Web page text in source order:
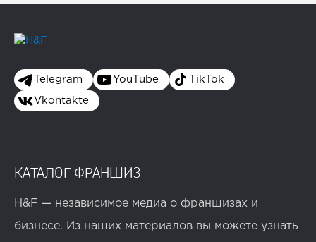
Telegram YouTube TikTok
Vkontakte
КАТАЛОГ ФРАНШИЗ
H&F — независимое медиа о франшизах и
бизнесе. Из наших материалов вы можете узнать